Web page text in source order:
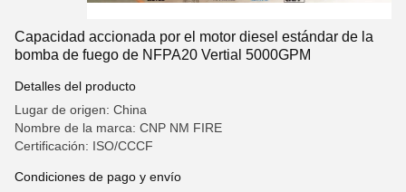
Capacidad accionada por el motor diesel estándar de la
bomba de fuego de NFPA20 Vertial 5000GPM
Detalles del producto
Lugar de origen: China
Nombre de la marca: CNP NM FIRE
Certificación: ISO/CCCF
Condiciones de pago y envío